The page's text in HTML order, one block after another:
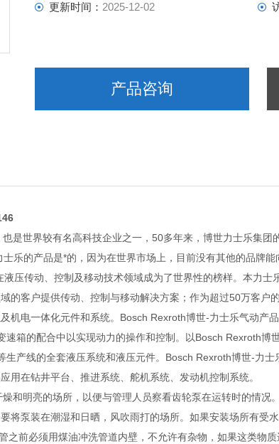
更新时间： 2025-12-02
产品咨询
是世界较有名高科技企业之一，50多年来，博世力士乐集团
乐的产品是*的，因为在世界市场上，目前没有其他的品牌
压传动、控制及移动技术领域成为了世界性的榜样。本力士
的客户提供传动、控制与移动解决方案；作为超过50万客户
机电一体化元件和系统。Bosch Rexroth博世-力士乐气动产
箱的配合中以实现动力的操作和控制。以Bosch Rexroth博
生产线的全套液压系统和液压元件。Bosch Rexroth博世-力
用在钻井平台、推进系统、舵机系统、发动机控制系统。
和明亮的场所，以便与管理人员察看齿轮泵在运转时的情况
将泵装在潮湿和日晒，风吹雨打的场所。如果安装场所有受
之前必须用煤油冲洗管道内壁，不允许有杂物，如果这类物